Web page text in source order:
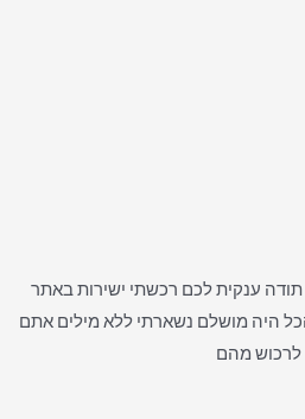
ענקית לכם רכשתי ישירות באתר
היה מושלם נשארתי ללא מילים אתם
לרכוש מהם